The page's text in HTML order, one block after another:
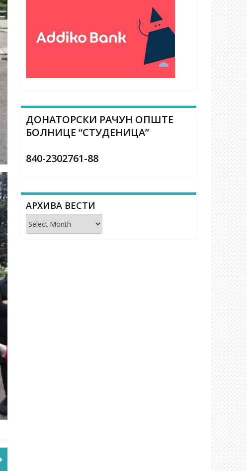
ДОНАТОРСКИ РАЧУН ОПШТЕ
БОЛНИЦЕ “СТУДЕНИЦА”
840-2302761-88
АРХИВА ВЕСТИ
Архива
вести